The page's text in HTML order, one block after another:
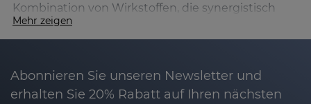
Kombination von Wirkstoffen, die synergistisch
wirken und gezielt auf die Zeichen der
Hautalterung einwirken.
In den Formulierungen finden Sie einen
Mehr zeigen
Abonnieren Sie unseren Newsletter und
erhalten Sie 20% Rabatt auf Ihren nächsten